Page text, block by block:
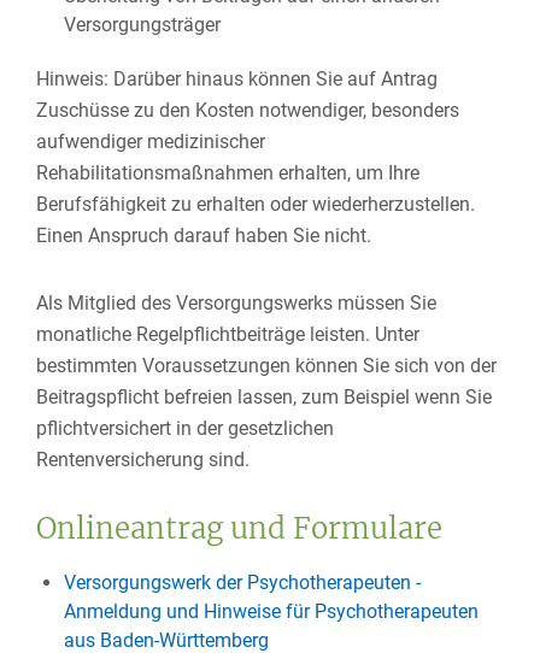
Versorgungsträger
Hinweis: Darüber hinaus können Sie auf Antrag
Zuschüsse zu den Kosten notwendiger, besonders
aufwendiger medizinischer
Rehabilitationsmaßnahmen erhalten, um Ihre
Berufsfähigkeit zu erhalten oder wiederherzustellen.
Einen Anspruch darauf haben Sie nicht.
Als Mitglied des Versorgungswerks müssen Sie
monatliche Regelpflichtbeiträge leisten. Unter
bestimmten Voraussetzungen können Sie sich von der
Beitragspflicht befreien lassen, zum Beispiel wenn Sie
pflichtversichert in der gesetzlichen
Rentenversicherung sind.
Onlineantrag und Formulare
Versorgungswerk der Psychotherapeuten -
Anmeldung und Hinweise für Psychotherapeuten
aus Baden-Württemberg